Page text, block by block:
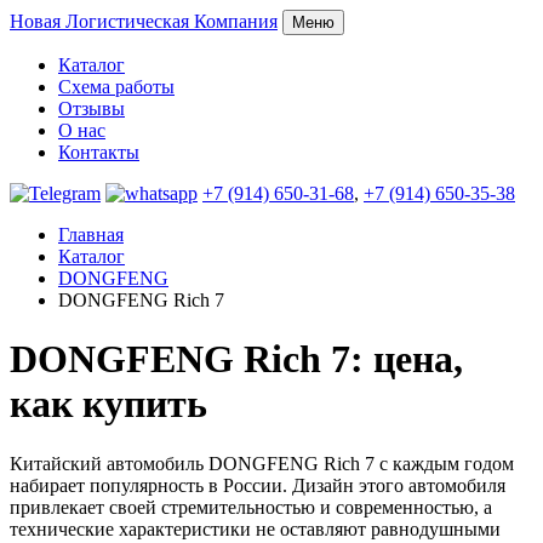
Новая Логистическая Компания Меню
Каталог
Схема работы
Отзывы
О нас
Контакты
+7 (914) 650-31-68, +7 (914) 650-35-38
Главная
Каталог
DONGFENG
DONGFENG Rich 7
DONGFENG Rich 7: цена,
как купить
Китайский автомобиль DONGFENG Rich 7 с каждым годом
набирает популярность в России. Дизайн этого автомобиля
привлекает своей стремительностью и современностью, а
технические характеристики не оставляют равнодушными